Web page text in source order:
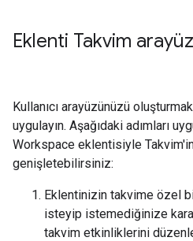
Eklenti Takvim
Kullanıcı arayüzünüzü
uygulayın. Aşağıdaki adımları
Workspace eklentisiyle
genişletebilirsiniz:
Eklentinizin takvime özel
isteyip istemediğinize karar
takvim etkinliklerini